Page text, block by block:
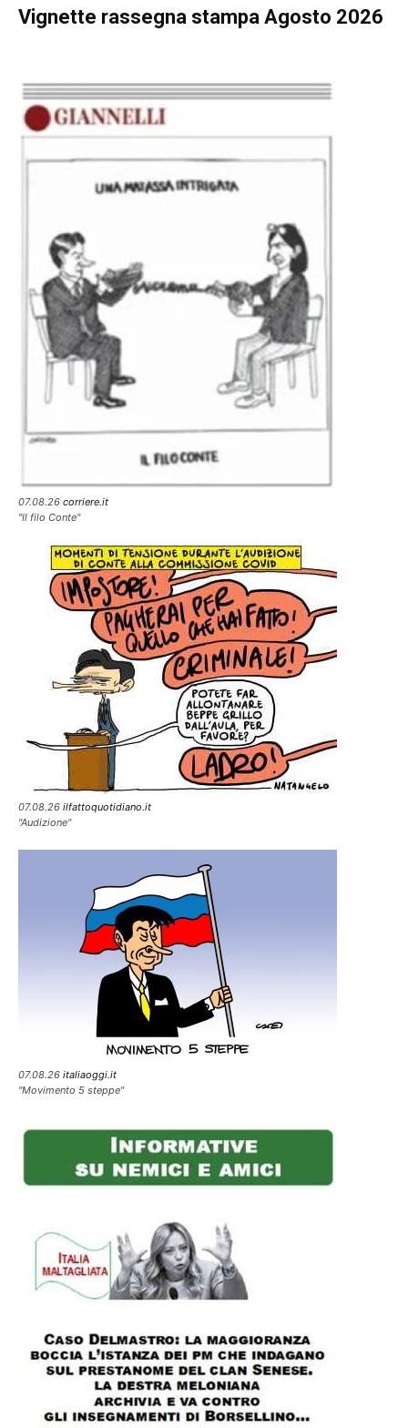
Vignette rassegna stampa Agosto 2026
07.08.26 corriere.it
"Il filo Conte"
07.08.26 ilfattoquotidiano.it
"Audizione"
07.08.26 italiaoggi.it
"Movimento 5 steppe"